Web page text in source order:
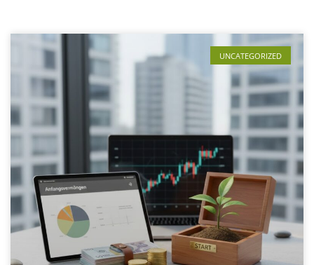
UNCATEGORIZED